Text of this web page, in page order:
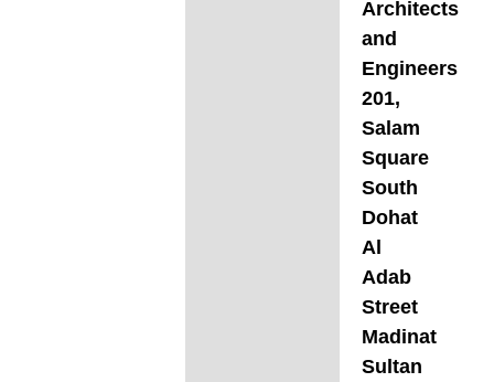
Architects
and
Engineers
201,
Salam
Square
South
Dohat
Al
Adab
Street
Madinat
Sultan